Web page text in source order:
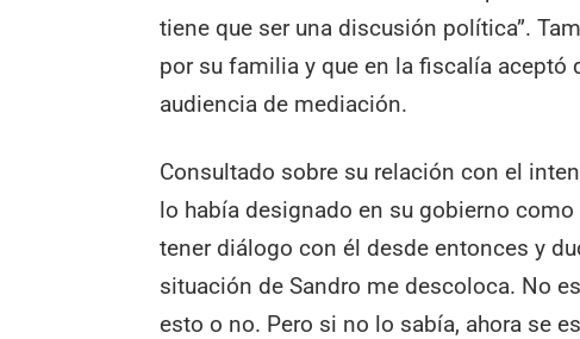
tiene que ser una discusión política”.
por su familia y que en la fiscalía aceptó
audiencia de mediación.
Consultado sobre su relación con el
lo había designado en su gobierno
tener diálogo con él desde entonces y
situación de Sandro me descoloca. No
esto o no. Pero si no lo sabía, ahora se